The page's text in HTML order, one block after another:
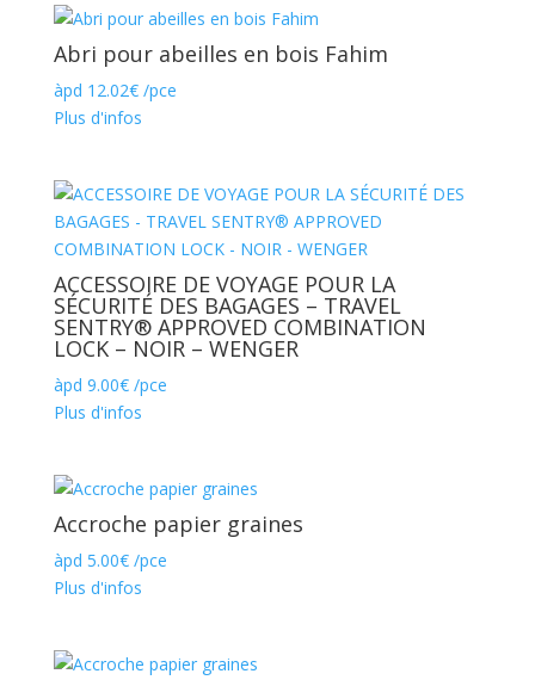
Abri pour abeilles en bois Fahim
àpd 12.02€/pce
Plus d'infos
ACCESSOIRE DE VOYAGE POUR LA
SÉCURITÉ DES BAGAGES – TRAVEL
SENTRY® APPROVED COMBINATION
LOCK – NOIR – WENGER
àpd 9.00€/pce
Plus d'infos
Accroche papier graines
àpd 5.00€/pce
Plus d'infos